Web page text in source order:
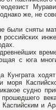
же, не
были сняты
российских
с юга
Кунграта
судно
и